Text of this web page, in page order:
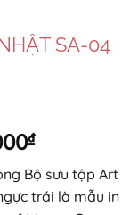
SA-04
₫Khoảng
giá:
từ
250.000₫
Bộ sưu tập Art
trái là mẫu in